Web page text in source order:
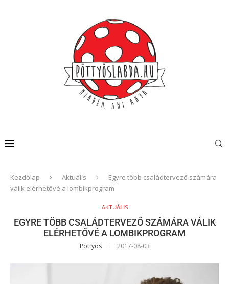
Kezdőlap Aktuális
Egyre több családtervező számára
válik elérhetővé a lombikprogram
AKTUÁLIS
EGYRE TÖBB CSALÁDTERVEZŐ SZÁMÁRA VÁLIK
ELÉRHETŐVÉ A LOMBIKPROGRAM
Pottyos 2017-08-03